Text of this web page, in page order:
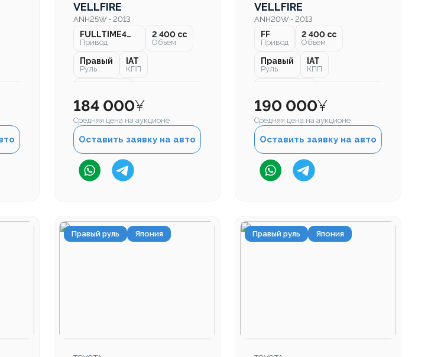
VELLFIRE
ANH25W • 2013
FULLTIME4WD
Привод
2 400 cc
Объем
Правый
Руль
IAT
КПП
184 000¥
Средняя цена на аукционе
Оставить заявку на авто
VELLFIRE
ANH20W • 2013
FF
Привод
2 400 cc
Объем
Правый
Руль
IAT
КПП
190 000¥
Средняя цена на аукционе
Оставить заявку на авто
Правый руль Япония Правый руль Япония